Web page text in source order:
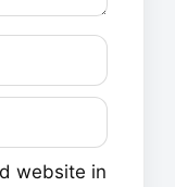
website in